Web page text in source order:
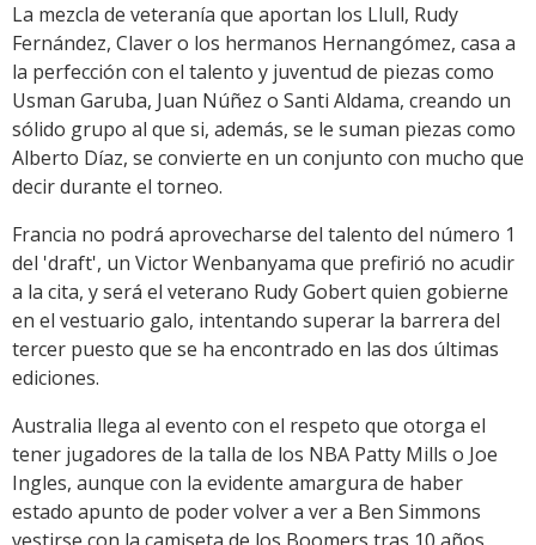
La mezcla de veteranía que aportan los Llull, Rudy
Fernández, Claver o los hermanos Hernangómez, casa a
la perfección con el talento y juventud de piezas como
Usman Garuba, Juan Núñez o Santi Aldama, creando un
sólido grupo al que si, además, se le suman piezas como
Alberto Díaz, se convierte en un conjunto con mucho que
decir durante el torneo.
Francia no podrá aprovecharse del talento del número 1
del 'draft', un Victor Wenbanyama que prefirió no acudir
a la cita, y será el veterano Rudy Gobert quien gobierne
en el vestuario galo, intentando superar la barrera del
tercer puesto que se ha encontrado en las dos últimas
ediciones.
Australia llega al evento con el respeto que otorga el
tener jugadores de la talla de los NBA Patty Mills o Joe
Ingles, aunque con la evidente amargura de haber
estado apunto de poder volver a ver a Ben Simmons